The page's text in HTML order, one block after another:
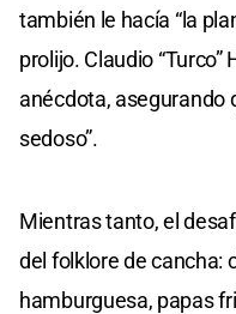
también le hacía “la
prolijo. Claudio
anécdota, asegurando
sedoso”.
Mientras tanto, el
del folklore de cancha:
hamburguesa, papas